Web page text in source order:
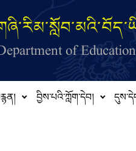
of
བྱིས་པའི་ཀློག་དེབ།